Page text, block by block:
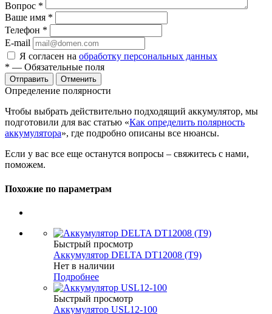
Вопрос *
Ваше имя *
Телефон *
E-mail
Я согласен на обработку персональных данных
* — Обязательные поля
Отменить
Определение полярности
Чтобы выбрать действительно подходящий аккумулятор, мы
подготовили для вас статью «Как определить полярность
аккумулятора», где подробно описаны все нюансы.
Если у вас все еще останутся вопросы – свяжитесь с нами,
поможем.
Похожие по параметрам
Быстрый просмотр
Аккумулятор DELTA DT12008 (T9)
Нет в наличии
Подробнее
Быстрый просмотр
Аккумулятор USL12-100